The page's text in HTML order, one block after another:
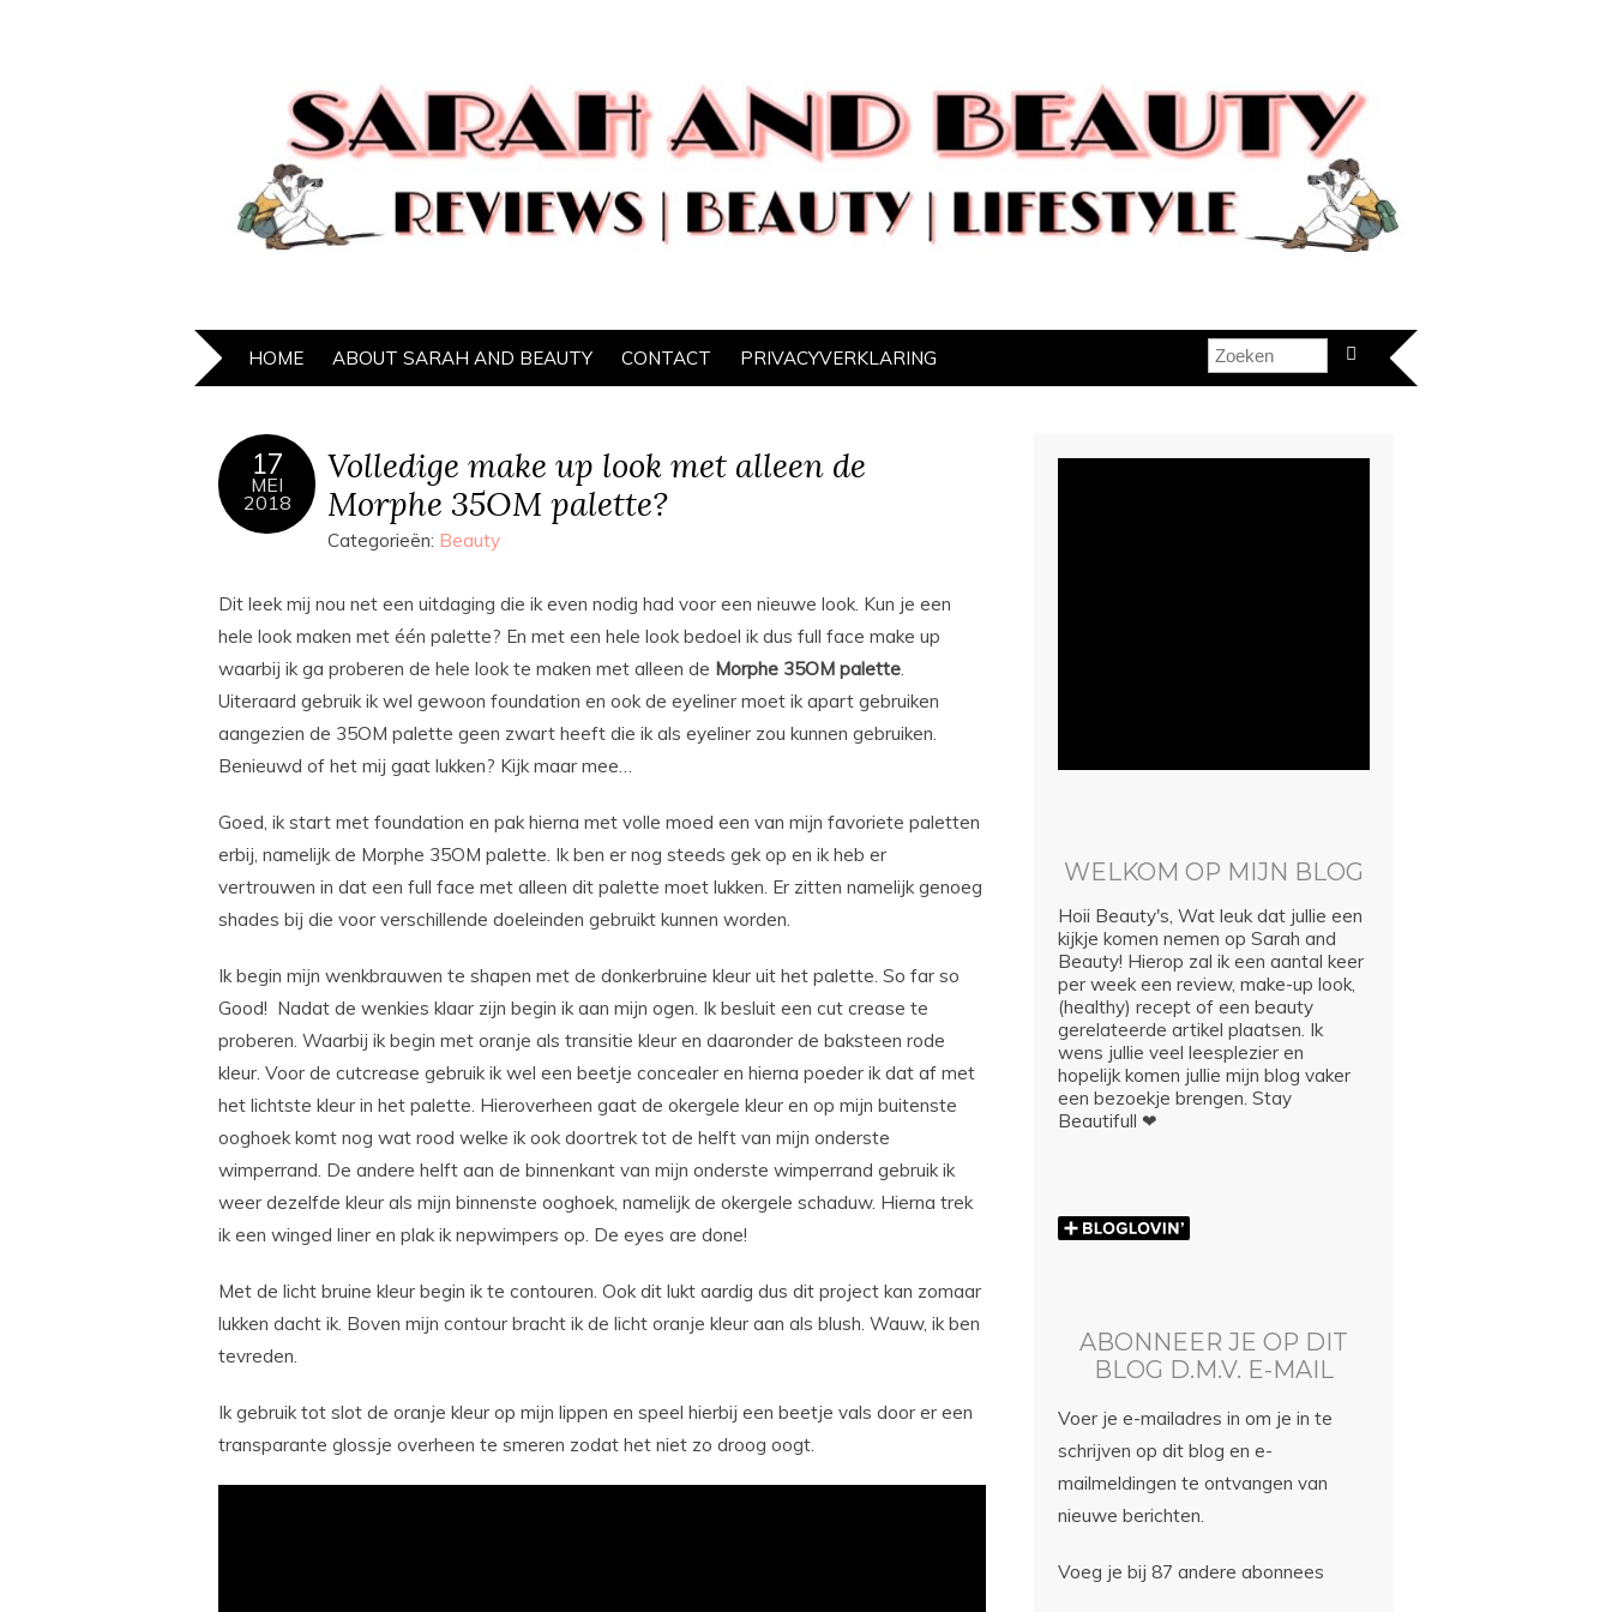
HOME ABOUT SARAH AND BEAUTY CONTACT PRIVACYVERKLARING
17
MEI
2018
Volledige make up look met alleen de
Morphe 35OM palette?
Categorieën: Beauty
Dit leek mij nou net een uitdaging die ik even nodig had voor een nieuwe look. Kun je een
hele look maken met één palette? En met een hele look bedoel ik dus full face make up
waarbij ik ga proberen de hele look te maken met alleen de Morphe 35OM palette.
Uiteraard gebruik ik wel gewoon foundation en ook de eyeliner moet ik apart gebruiken
aangezien de 35OM palette geen zwart heeft die ik als eyeliner zou kunnen gebruiken.
Benieuwd of het mij gaat lukken? Kijk maar mee…
Goed, ik start met foundation en pak hierna met volle moed een van mijn favoriete paletten
erbij, namelijk de Morphe 35OM palette. Ik ben er nog steeds gek op en ik heb er
vertrouwen in dat een full face met alleen dit palette moet lukken. Er zitten namelijk genoeg
shades bij die voor verschillende doeleinden gebruikt kunnen worden.
Ik begin mijn wenkbrauwen te shapen met de donkerbruine kleur uit het palette. So far so
Good! Nadat de wenkies klaar zijn begin ik aan mijn ogen. Ik besluit een cut crease te
proberen. Waarbij ik begin met oranje als transitie kleur en daaronder de baksteen rode
kleur. Voor de cutcrease gebruik ik wel een beetje concealer en hierna poeder ik dat af met
het lichtste kleur in het palette. Hieroverheen gaat de okergele kleur en op mijn buitenste
ooghoek komt nog wat rood welke ik ook doortrek tot de helft van mijn onderste
wimperrand. De andere helft aan de binnenkant van mijn onderste wimperrand gebruik ik
weer dezelfde kleur als mijn binnenste ooghoek, namelijk de okergele schaduw. Hierna trek
ik een winged liner en plak ik nepwimpers op. De eyes are done!
Met de licht bruine kleur begin ik te contouren. Ook dit lukt aardig dus dit project kan zomaar
lukken dacht ik. Boven mijn contour bracht ik de licht oranje kleur aan als blush. Wauw, ik ben
tevreden.
Ik gebruik tot slot de oranje kleur op mijn lippen en speel hierbij een beetje vals door er een
transparante glossje overheen te smeren zodat het niet zo droog oogt.
WELKOM OP MIJN BLOG
Hoii Beauty's, Wat leuk dat jullie een
kijkje komen nemen op Sarah and
Beauty! Hierop zal ik een aantal keer
per week een review, make-up look,
(healthy) recept of een beauty
gerelateerde artikel plaatsen. Ik
wens jullie veel leesplezier en
hopelijk komen jullie mijn blog vaker
een bezoekje brengen. Stay
Beautifull ❤
ABONNEER JE OP DIT
BLOG D.M.V. E-MAIL
Voer je e-mailadres in om je in te
schrijven op dit blog en e-
mailmeldingen te ontvangen van
nieuwe berichten.
Voeg je bij 87 andere abonnees